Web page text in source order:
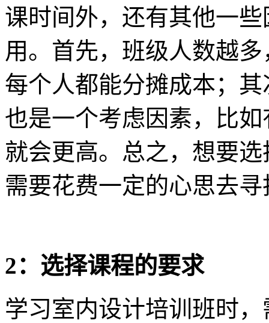
课时间外，还有其他一
用。首先，班级人数越
每个人都能分摊成本；
也是一个考虑因素，比
就会更高。总之，想要
需要花费一定的心思去
2：选择课程的要求
学习室内设计培训班时